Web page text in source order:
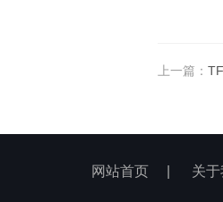
上一篇：
网站首页 关